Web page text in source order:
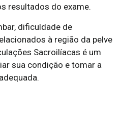
resultados do exame.
dificuldade de
à região da pelve
Sacroilíacas é um
sua condição e tomar a